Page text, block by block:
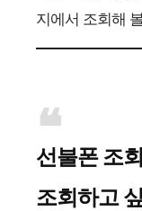
지에서 조회해
선불폰 조
조회하고